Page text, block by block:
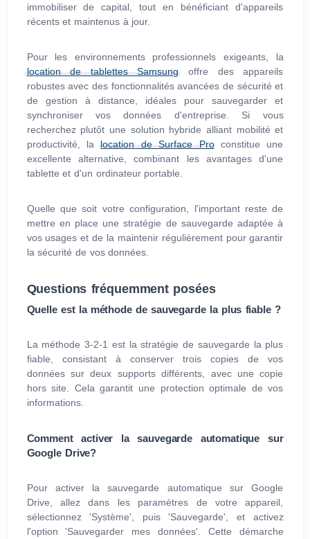
immobiliser de capital, tout en bénéficiant d'appareils
récents et maintenus à jour.
Pour les environnements professionnels exigeants, la
location de tablettes Samsung offre des appareils
robustes avec des fonctionnalités avancées de sécurité et
de gestion à distance, idéales pour sauvegarder et
synchroniser vos données d'entreprise. Si vous
recherchez plutôt une solution hybride alliant mobilité et
productivité, lalocation de Surface Proconstitue une
excellente alternative, combinant les avantages d'une
tablette et d'un ordinateur portable.
Quelle que soit votre configuration, l'important reste de
mettre en place une stratégie de sauvegarde adaptée à
vos usages et de la maintenir régulièrement pour garantir
la sécurité de vos données.
Questions fréquemment posées
Quelle est la méthode de sauvegarde la plus fiable ?
La méthode 3-2-1 est la stratégie de sauvegarde la plus
fiable, consistant à conserver trois copies de vos
données sur deux supports différents, avec une copie
hors site. Cela garantit une protection optimale de vos
informations.
Comment activer la sauvegarde automatique sur
Google Drive?
Pour activer la sauvegarde automatique sur Google
Drive, allez dans les paramètres de votre appareil,
sélectionnez 'Système', puis 'Sauvegarde', et activez
l'option 'Sauvegarder mes données'. Cette démarche